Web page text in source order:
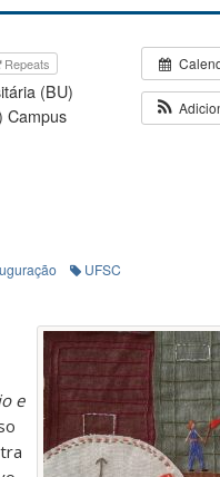
Repeats
(BU)
Campus
UFSC
e